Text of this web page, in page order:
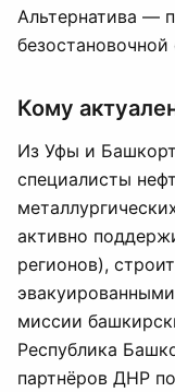
Альтернатива —
Кому
Из Уфы и
специалисты
активно
регионов),
миссии
Республика
партнёров ДНР